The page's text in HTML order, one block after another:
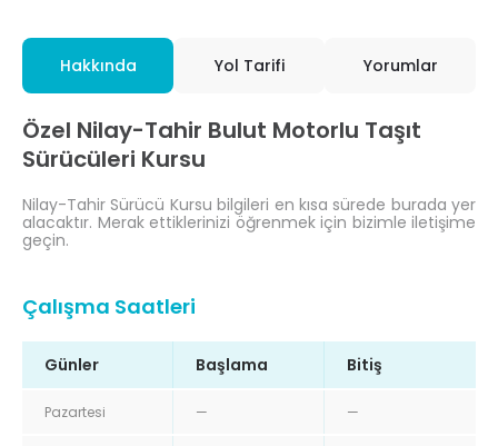
Hakkında Yol Tarifi Yorumlar
Özel Nilay-Tahir Bulut Motorlu Taşıt
Sürücüleri Kursu
Nilay-Tahir Sürücü Kursu bilgileri en kısa sürede burada yer
alacaktır. Merak ettiklerinizi öğrenmek için bizimle iletişime
geçin.
Çalışma Saatleri
Günler Başlama Bitiş
Pazartesi — —